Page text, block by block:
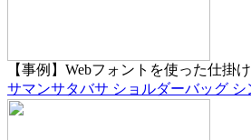
【事例】Webフォントを使った仕掛け
サマンサタバサ ショルダーバッグ シ